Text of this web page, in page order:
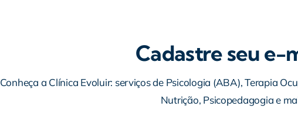
Cadastre seu e-
Conheça a Clínica Evoluir: serviços de Psicologia (ABA), Terapia
Nutrição, Psicopedagogia e